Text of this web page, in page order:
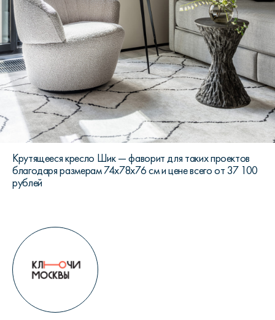
Крутящееся кресло Шик — фаворит для таких проектов
благодаря размерам 74x78x76 см и цене всего от 37 100
рублей